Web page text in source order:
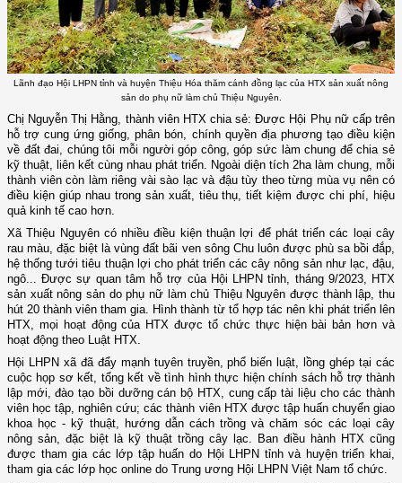
Lãnh đạo Hội LHPN tỉnh và huyện Thiệu Hóa thăm cánh đồng lạc của HTX sản xuất nông
sản do phụ nữ làm chủ Thiệu Nguyên.
Chị Nguyễn Thị Hằng, thành viên HTX chia sẻ: Được Hội Phụ nữ cấp trên
hỗ trợ cung ứng giống, phân bón, chính quyền địa phương tạo điều kiện
về đất đai, chúng tôi mỗi người góp công, góp sức làm chung để chia sẻ
kỹ thuật, liên kết cùng nhau phát triển. Ngoài diện tích 2ha làm chung, mỗi
thành viên còn làm riêng vài sào lạc và đậu tùy theo từng mùa vụ nên có
điều kiện giúp nhau trong sản xuất, tiêu thụ, tiết kiệm được chi phí, hiệu
quả kinh tế cao hơn.
Xã Thiệu Nguyên có nhiều điều kiện thuận lợi để phát triển các loại cây
rau màu, đặc biệt là vùng đất bãi ven sông Chu luôn được phù sa bồi đắp,
hệ thống tưới tiêu thuận lợi cho phát triển các cây nông sản như lạc, đậu,
ngô... Được sự quan tâm hỗ trợ của Hội LHPN tỉnh, tháng 9/2023, HTX
sản xuất nông sản do phụ nữ làm chủ Thiệu Nguyên được thành lập, thu
hút 20 thành viên tham gia. Hình thành từ tổ hợp tác nên khi phát triển lên
HTX, mọi hoạt động của HTX được tổ chức thực hiện bài bản hơn và
hoạt động theo Luật HTX.
Hội LHPN xã đã đẩy mạnh tuyên truyền, phổ biến luật, lồng ghép tại các
cuộc họp sơ kết, tổng kết về tình hình thực hiện chính sách hỗ trợ thành
lập mới, đào tạo bồi dưỡng cán bộ HTX, cung cấp tài liệu cho các thành
viên học tập, nghiên cứu; các thành viên HTX được tập huấn chuyển giao
khoa học - kỹ thuật, hướng dẫn cách trồng và chăm sóc các loại cây
nông sản, đặc biệt là kỹ thuật trồng cây lạc. Ban điều hành HTX cũng
được tham gia các lớp tập huấn do Hội LHPN tỉnh và huyện triển khai,
tham gia các lớp học online do Trung ương Hội LHPN Việt Nam tổ chức.